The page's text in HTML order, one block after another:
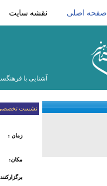
صفحه اصلی نقشه سایت
آشنایی با
نشست تخصصی
زمان :
مکان: